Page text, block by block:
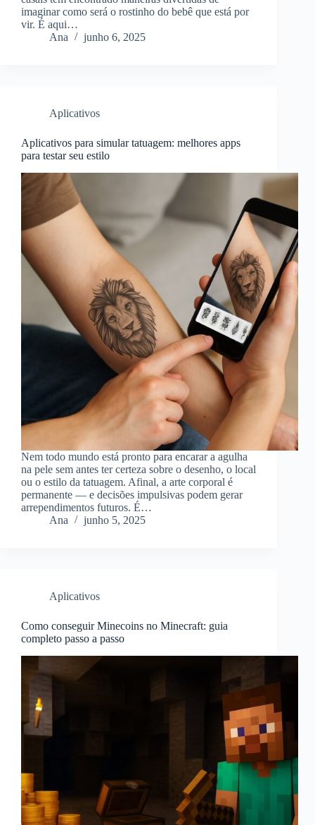
imaginar como será o rostinho do bebê que está por
vir. É aqui…
Ana
junho 6, 2025
Aplicativos
Aplicativos para simular tatuagem: melhores apps
para testar seu estilo
Nem todo mundo está pronto para encarar a agulha
na pele sem antes ter certeza sobre o desenho, o local
ou o estilo da tatuagem. Afinal, a arte corporal é
permanente — e decisões impulsivas podem gerar
arrependimentos futuros. É…
Ana
junho 5, 2025
Aplicativos
Como conseguir Minecoins no Minecraft: guia
completo passo a passo